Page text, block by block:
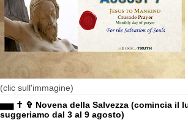
(clic sull'immagine)
▅▅ ✝ ✞ Novena della Salvezza (comincia il
suggeriamo dal 3 al 9 agosto)